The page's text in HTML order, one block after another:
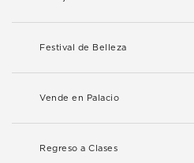
Festival de Belleza
Vende en Palacio
Regreso a Clases